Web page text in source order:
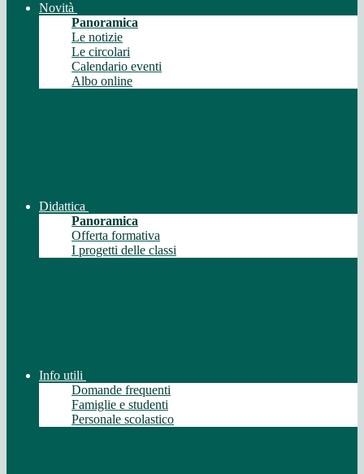
Novità
Panoramica
Le notizie
Le circolari
Calendario eventi
Albo online
Didattica
Panoramica
Offerta formativa
I progetti delle classi
Info utili
Domande frequenti
Famiglie e studenti
Personale scolastico